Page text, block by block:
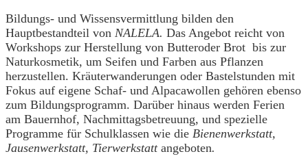
Bildungs- und Wissensvermittlung bilden den
Hauptbestandteil von NALELA. Das Angebot reicht von
Workshops zur Herstellung von Butteroder Brot bis zur
Naturkosmetik, um Seifen und Farben aus Pflanzen
herzustellen. Kräuterwanderungen oder Bastelstunden mit
Fokus auf eigene Schaf- und Alpacawollen gehören ebenso
zum Bildungsprogramm. Darüber hinaus werden Ferien
am Bauernhof, Nachmittagsbetreuung, und spezielle
Programme für Schulklassen wie die Bienenwerkstatt,
Jausenwerkstatt, Tierwerkstatt angeboten.